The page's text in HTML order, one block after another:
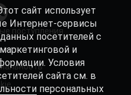
поступления
сайт использует
Интернет-сервисы
посетителей с
и
Условия
сайта см. в
персональных